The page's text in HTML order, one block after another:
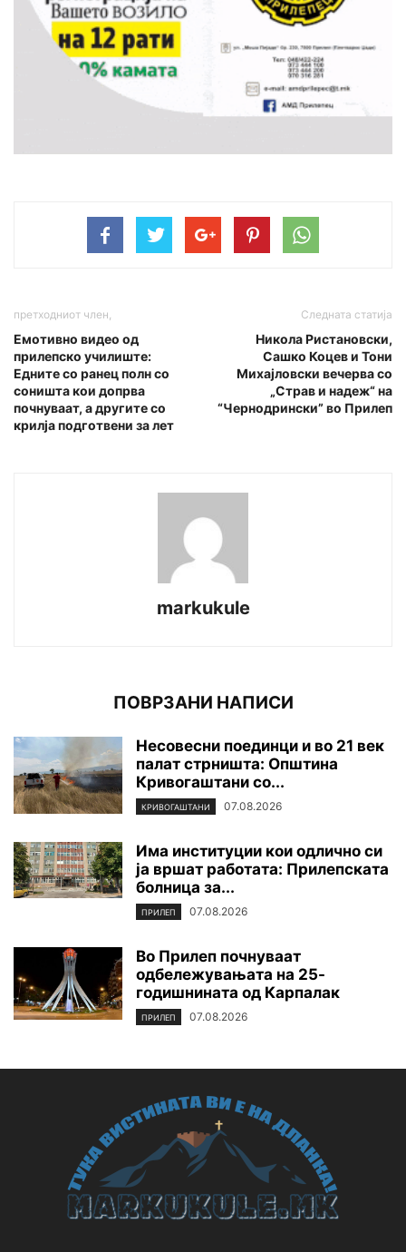
претходниот член,
Емотивно видео од
прилепско училиште:
Едните со ранец полн со
соништа кои допрва
почнуваат, а другите со
крилја подготвени за лет
Следната статија
Никола Ристановски,
Сашко Коцев и Тони
Михајловски вечерва со
„Страв и надеж“ на
“Чернодрински” во Прилеп
markukule
ПОВРЗАНИ НАПИСИ
Несовесни поединци и во 21 век
палат стрништа: Општина
Кривогаштани со...
КРИВОГАШТАНИ 07.08.2026
Има институции кои одлично си
ја вршат работата: Прилепската
болница за...
ПРИЛЕП 07.08.2026
Во Прилеп почнуваат
одбележувањата на 25-
годишнината од Карпалак
ПРИЛЕП 07.08.2026